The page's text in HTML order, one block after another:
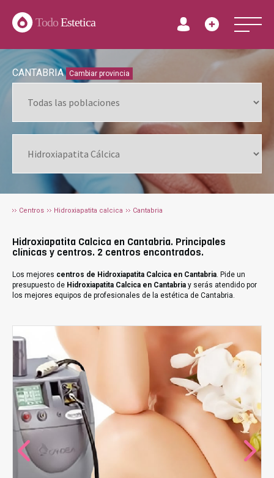
TodoEstetica
CANTABRIA Cambiar provincia
Centros Hidroxiapatita calcica Cantabria
Hidroxiapatita Calcica en Cantabria. Principales
clínicas y centros. 2 centros encontrados.
Los mejores centros de Hidroxiapatita Calcica en Cantabria. Pide un
presupuesto de Hidroxiapatita Calcica en Cantabria y serás atendido por
los mejores equipos de profesionales de la estética de Cantabria.